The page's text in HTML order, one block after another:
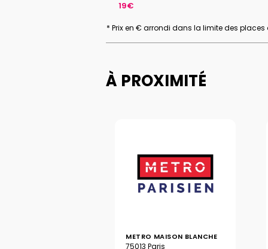
19€
* Prix en € arrondi dans la limite des places
À PROXIMITÉ
METRO MAISON BLANCHE
75013 Paris